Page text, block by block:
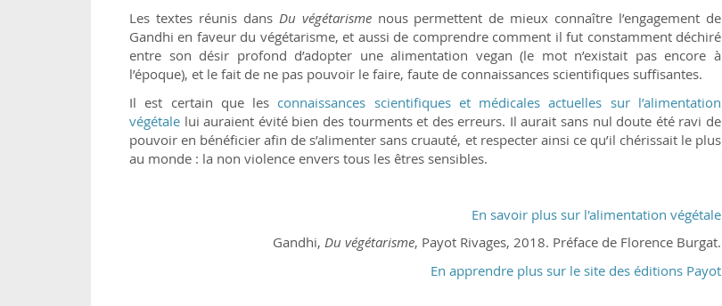
Les textes réunis dans Du végétarismenous permettent de mieux connaître l’engagement de
Gandhi en faveur du végétarisme, et aussi de comprendre comment il fut constamment déchiré
entre son désir profond d’adopter une alimentation vegan (le mot n’existait pas encore à
l’époque), et le fait de ne pas pouvoir le faire, faute de connaissances scientifiques suffisantes.
Il est certain que les connaissances scientifiques et médicales actuelles sur l’alimentation
végétale lui auraient évité bien des tourments et des erreurs. Il aurait sans nul doute été ravi de
pouvoir en bénéficier afin de s’alimenter sans cruauté, et respecter ainsi ce qu’il chérissait le plus
au monde : la non violence envers tous les êtres sensibles.
En savoir plus sur l'alimentation végétale
Gandhi, Du végétarisme, Payot Rivages, 2018. Préface de Florence Burgat.
En apprendre plus sur le site des éditions Payot